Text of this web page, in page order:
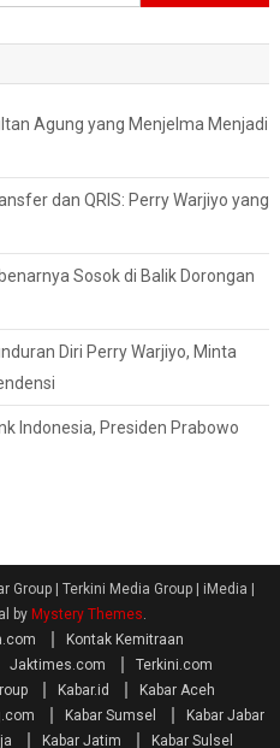
untuk:
Agung yang Menjelma Menjadi
dan QRIS: Perry Warjiyo yang
Sosok di Balik Dorongan
Diri Perry Warjiyo, Minta
Indonesia, Presiden Prabowo
Group | Terkini Media Group | iMedia
by Mystery Themes.
Kontak Kemitraan
Jaktimes.com
Terkini.com
Kabar.id
Kabar Aceh
Kabar Sumsel
Kabar Jabar
Kabar Jatim Kabar Sulsel